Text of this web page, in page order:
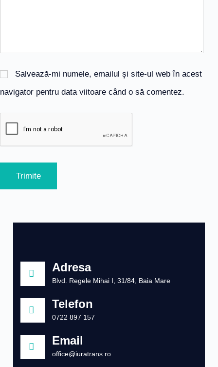
Salvează-mi numele, emailul și site-ul web în acest
navigator pentru data viitoare când o să comentez.
Trimite
Adresa
Blvd. Regele Mihai I, 31/84, Baia Mare
Telefon
0722 897 157
Email
office@iuratrans.ro